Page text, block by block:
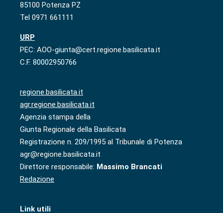
85100 Potenza PZ
Tel 0971 661111
URP
PEC: AOO-giunta@cert.regione.basilicata.it
C.F. 80002950766
regione.basilicata.it
agr.regione.basilicata.it
Agenzia stampa della
Giunta Regionale della Basilicata
Registrazione n. 209/1995 al Tribunale di Potenza
agr@regione.basilicata.it
Direttore responsabile: Massimo Brancati
Redazione
Link utili